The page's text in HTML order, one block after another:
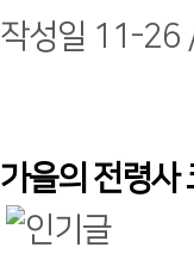
작성일 11-26
가을의 전령사